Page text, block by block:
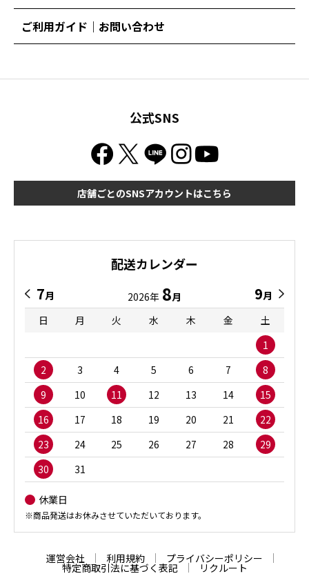
ご利用ガイド｜お問い合わせ
公式SNS
店舗ごとのSNSアカウントはこちら
配送カレンダー
7月 2026年 8月 9月
日
月 火 水 木 金
土
1
2
3 4 5 6 7
8
9
10 11 12 13 14
15
16
17 18 19 20 21
22
23
24 25 26 27 28
29
30
31
休業日
※商品発送はお休みさせていただいております。
運営会社 利用規約 プライバシーポリシー
特定商取引法に基づく表記 リクルート